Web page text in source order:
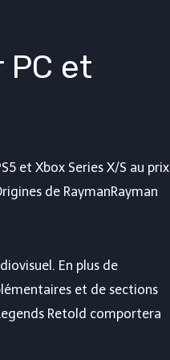
et
et Xbox Series X/S au prix
de RaymanRayman
En plus de
et de sections
Retold comportera